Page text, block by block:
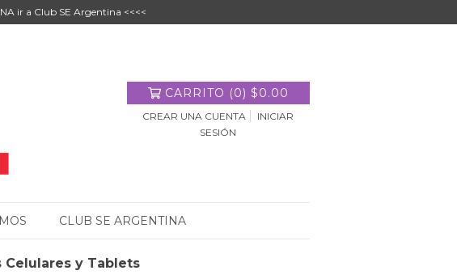
ir a Club SE Argentina <<<<
CARRITO (0) $0.00
CREAR UNA CUENTA
INICIAR
SESIÓN
CLUB SE ARGENTINA
Celulares y Tablets